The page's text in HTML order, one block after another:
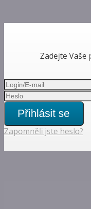
Zadejte Vaše
Přihlásit se
Zapomněli jste heslo?